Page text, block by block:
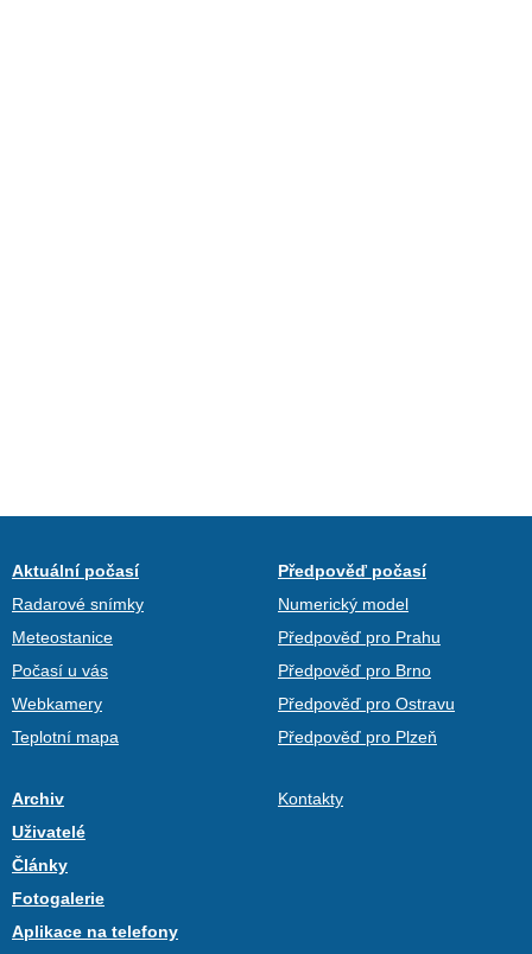
Aktuální počasí
Radarové snímky
Meteostanice
Počasí u vás
Webkamery
Teplotní mapa
Předpověď počasí
Numerický model
Předpověď pro Prahu
Předpověď pro Brno
Předpověď pro Ostravu
Předpověď pro Plzeň
Archiv
Uživatelé
Články
Fotogalerie
Aplikace na telefony
Kontakty